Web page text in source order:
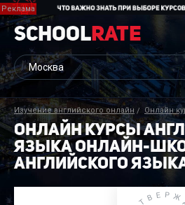
School Rate
Изучение английского онлайн Онлайн
ОНЛАЙН КУРСЫ
ЯЗЫКА ОНЛАЙН-
АНГЛИЙСКОГО ЯЗЫКА